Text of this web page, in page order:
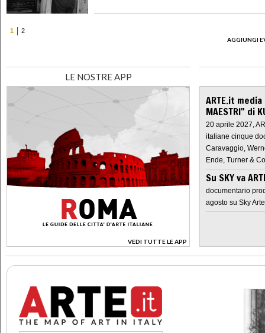
1
2
AGGIUNGI
LE NOSTRE APP
VEDI TUTTE LE APP
>
ARTE.it
MAESTRI" di
20 aprile 2027,
italiane cinque
Caravaggio,
Ende, Turner &
Su SKY va
documentario
agosto su Sky Arte